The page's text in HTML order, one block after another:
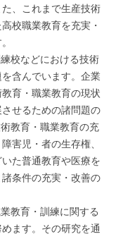
、これまで生産技術
校職業教育を充実・
校などにおける技術
含んでいます。企業
育・職業教育の現状
せるための諸問題の
教育・職業教育の充
害児・者の生存権、
た普通教育や医療を
条件の充実・改善の
教育・訓練に関する
ます。その研究を通